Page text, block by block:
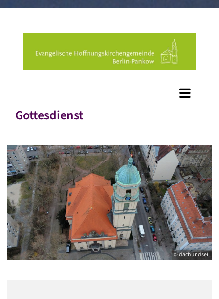
Gottesdienst
© dachundseil